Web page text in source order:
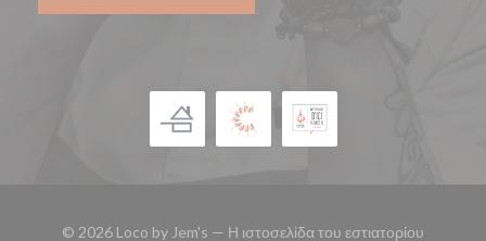
© 2026 Loco by Jem's — Η ιστοσελίδα του εστιατορίου